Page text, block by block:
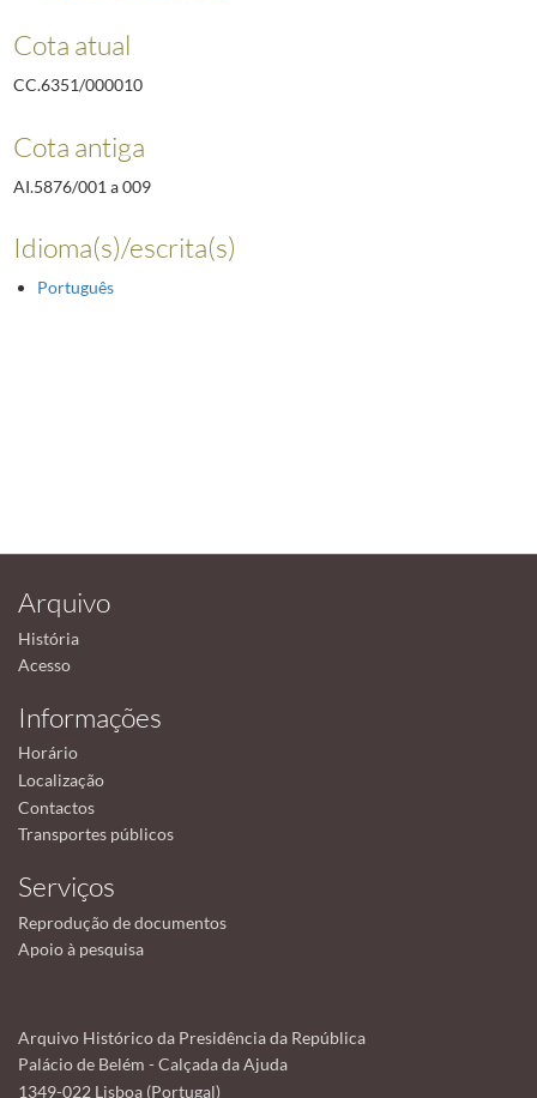
Cota atual
CC.6351/000010
Cota antiga
AI.5876/001 a 009
Idioma(s)/escrita(s)
Português
Arquivo
História
Acesso
Informações
Horário
Localização
Contactos
Transportes públicos
Serviços
Reprodução de documentos
Apoio à pesquisa
Arquivo Histórico da Presidência da República
Palácio de Belém - Calçada da Ajuda
1349-022 Lisboa (Portugal)